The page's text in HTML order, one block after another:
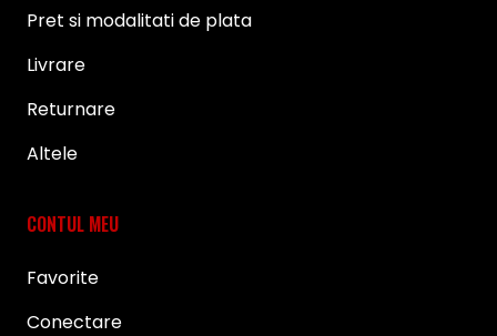
Pret si modalitati de plata
Livrare
Returnare
Altele
CONTUL MEU
Favorite
Conectare